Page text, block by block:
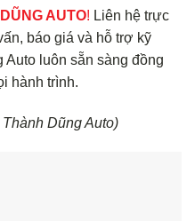
AUTO! Liên hệ trực
báo giá và hỗ trợ kỹ
Auto luôn sẵn sàng đồng
hành trình.
Dũng Auto)